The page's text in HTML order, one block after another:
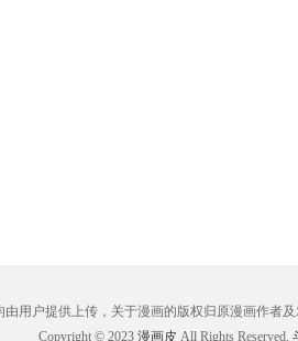
用户提供上传，关于漫画的版权归原漫画作者
Copyright © 2023 漫画皮 All Rights Reserved.